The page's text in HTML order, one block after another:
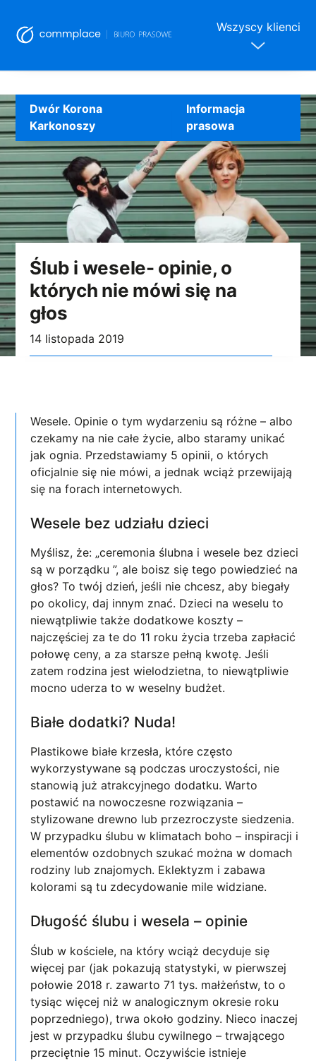
to
content
Wszyscy klienci
Ślub i wesele- opinie, o
których nie mówi się na
głos
14 listopada 2019
Dwór Korona
Karkonoszy
Informacja
prasowa
Wesele. Opinie o tym wydarzeniu są różne – albo
czekamy na nie całe życie, albo staramy unikać
jak ognia. Przedstawiamy 5 opinii, o których
oficjalnie się nie mówi, a jednak wciąż przewijają
się na forach internetowych.
Wesele bez udziału dzieci
Myślisz, że: „ceremonia ślubna i wesele bez dzieci
są w porządku ”, ale boisz się tego powiedzieć na
głos? To twój dzień, jeśli nie chcesz, aby biegały
po okolicy, daj innym znać. Dzieci na weselu to
niewątpliwie także dodatkowe koszty –
najczęściej za te do 11 roku życia trzeba zapłacić
połowę ceny, a za starsze pełną kwotę. Jeśli
zatem rodzina jest wielodzietna, to niewątpliwie
mocno uderza to w weselny budżet.
Białe dodatki? Nuda!
Plastikowe białe krzesła, które często
wykorzystywane są podczas uroczystości, nie
stanowią już atrakcyjnego dodatku. Warto
postawić na nowoczesne rozwiązania –
stylizowane drewno lub przezroczyste siedzenia.
W przypadku ślubu w klimatach boho – inspiracji i
elementów ozdobnych szukać można w domach
rodziny lub znajomych. Eklektyzm i zabawa
kolorami są tu zdecydowanie mile widziane.
Długość ślubu i wesela – opinie
Ślub w kościele, na który wciąż decyduje się
więcej par (jak pokazują statystyki, w pierwszej
połowie 2018 r. zawarto 71 tys. małżeństw, to o
tysiąc więcej niż w analogicznym okresie roku
poprzedniego), trwa około godziny. Nieco inaczej
jest w przypadku ślubu cywilnego – trwającego
przeciętnie 15 minut. Oczywiście istnieje